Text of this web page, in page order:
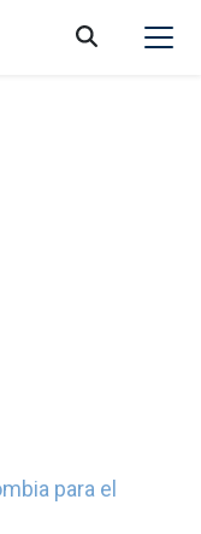
para el